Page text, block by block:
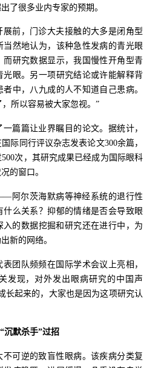
了很多业内专家的预期。
展前，门诊大夫接触的大多是闭角型
然地认为，该种急性发病的青光眼
而研究数据显示，我国慢性开角型青
光眼。另一项研究结论或许能解释背
中，八九成的人不知道自己患病。
，所以容易被大家忽视。”
篇篇让业界瞩目的论文。据统计，
际同行评议杂志发表论文300余篇，
次，其研究成果已经成为国际眼科
的窗口。
阿尔茨海默病等神经系统的退行性
么关系？抑郁的情绪是否会导致眼
的数据挖掘和研究还在进行中，为
新的网络。
团队频频在国际学术会议上亮相，
发现，对外发出眼病研究的中国声
长起来的，大家也是因为这项研究认
沉默杀手”过招
可逆的致盲性眼病。该疾病分类复